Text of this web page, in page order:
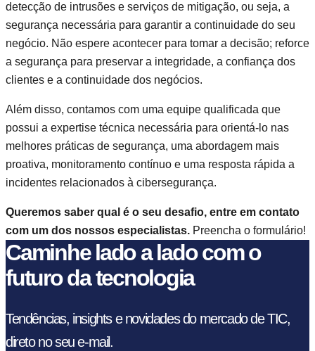
detecção de intrusões e serviços de mitigação, ou seja, a
segurança necessária para garantir a continuidade do seu
negócio. Não espere acontecer para tomar a decisão; reforce
a segurança para preservar a integridade, a confiança dos
clientes e a continuidade dos negócios.
Além disso, contamos com uma equipe qualificada que
possui a expertise técnica necessária para orientá-lo nas
melhores práticas de segurança, uma abordagem mais
proativa, monitoramento contínuo e uma resposta rápida a
incidentes relacionados à cibersegurança.
Queremos saber qual é o seu desafio, entre em contato
com um dos nossos especialistas. Preencha o formulário!
Caminhe lado a lado com o
futuro da tecnologia
Tendências, insights e novidades do mercado de TIC,
direto no seu e-mail.